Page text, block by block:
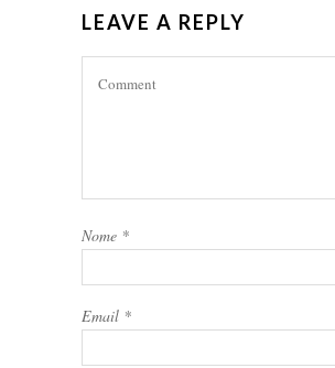
LEAVE A REPLY
Nome *
Email *